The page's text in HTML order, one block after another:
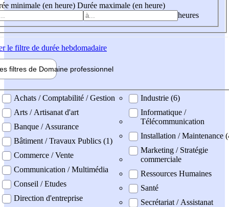
minimale (en heure) Durée maximale (en heure)
heures
le filtre de durée hebdomadaire
filtres de Domaine professionnel
professionel
Achats / Comptabilité / Gestion
Arts / Artisanat d'art
Banque / Assurance
Bâtiment / Travaux Publics (1)
Commerce / Vente
Communication / Multimédia
Conseil / Etudes
Direction d'entreprise
Industrie (6)
Informatique /
Télécommunication
Installation / Maintenance
Marketing / Stratégie
commerciale
Ressources Humaines
Santé
Secrétariat / Assistanat